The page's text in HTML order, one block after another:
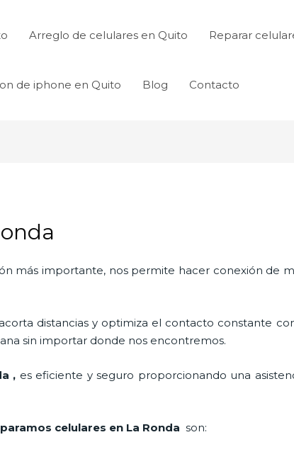
Arreglo de celulares en Quito Reparar
de iphone en Quito Blog Contacto
más importante, nos permite hacer conexión de
distancias y optimiza el contacto constante
sin importar donde nos encontremos.
, es eficiente y seguro proporcionando una
celulares en La Rondason: